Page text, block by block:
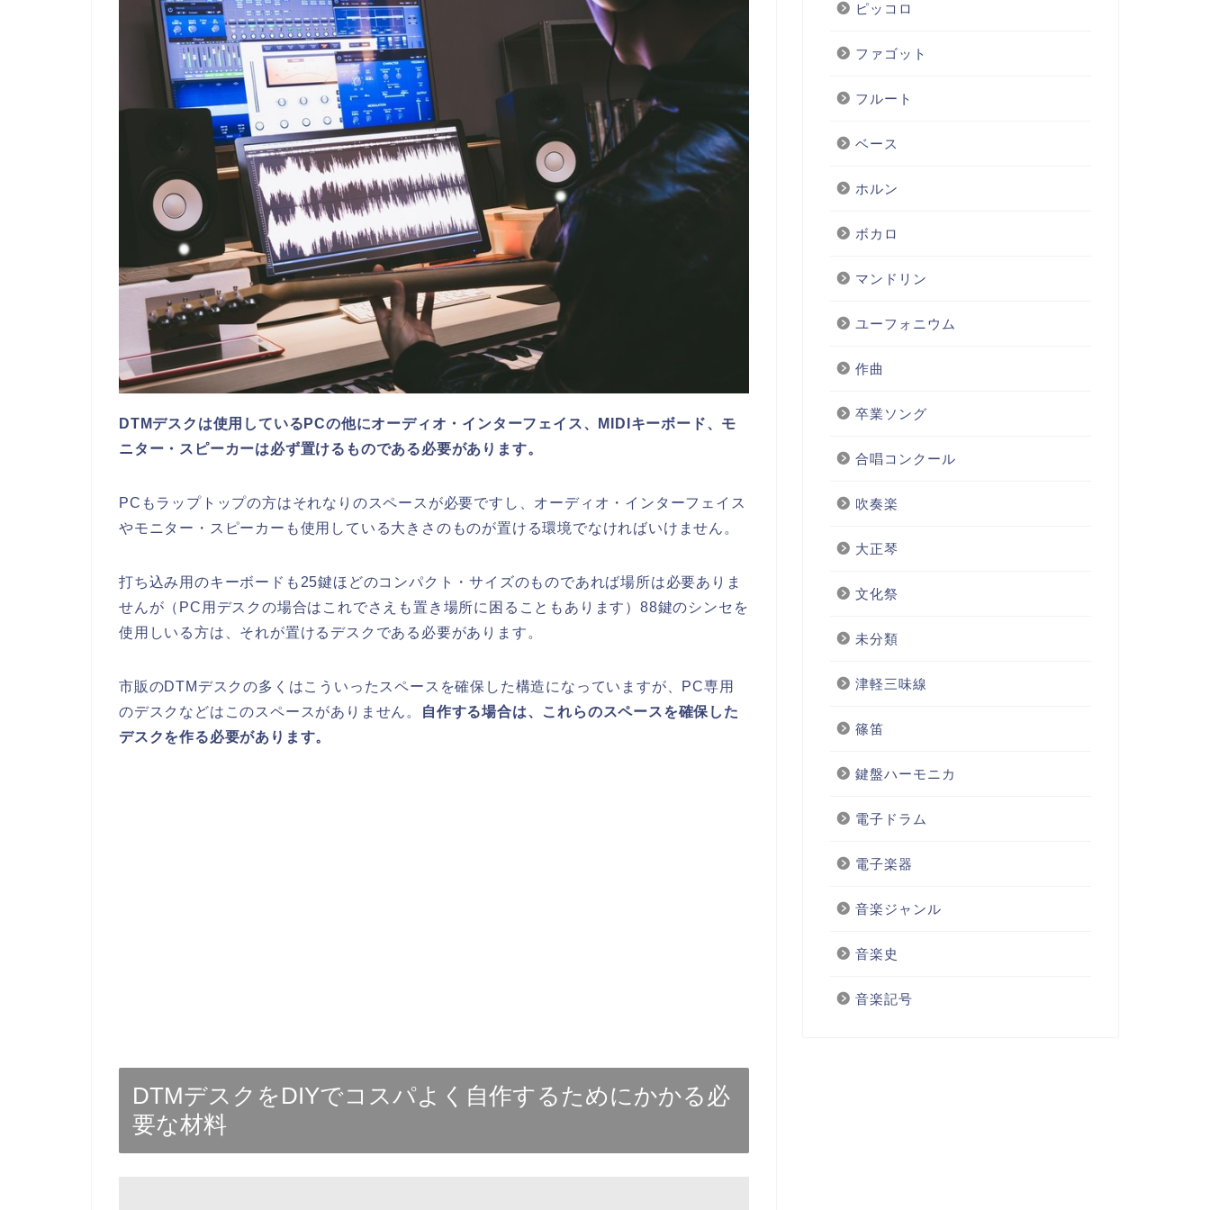
DTMデスクは使用しているPCの他にオーディオ・インターフェイス、MIDIキーボード、モ
ニター・スピーカーは必ず置けるものである必要があります。
PCもラップトップの方はそれなりのスペースが必要ですし、オーディオ・インターフェイス
やモニター・スピーカーも使用している大きさのものが置ける環境でなければいけません。
打ち込み用のキーボードも25鍵ほどのコンパクト・サイズのものであれば場所は必要ありま
せんが（PC用デスクの場合はこれでさえも置き場所に困ることもあります）88鍵のシンセを
使用しいる方は、それが置けるデスクである必要があります。
市販のDTMデスクの多くはこういったスペースを確保した構造になっていますが、PC専用
のデスクなどはこのスペースがありません。
自作する場合は、これらのスペースを確保した
デスクを作る必要があります。
DTMデスクをDIYでコスパよく自作するためにかかる必
要な材料
ピッコロ
ファゴット
フルート
ベース
ホルン
ボカロ
マンドリン
ユーフォニウム
作曲
卒業ソング
合唱コンクール
吹奏楽
大正琴
文化祭
未分類
津軽三味線
篠笛
鍵盤ハーモニカ
電子ドラム
電子楽器
音楽ジャンル
音楽史
音楽記号